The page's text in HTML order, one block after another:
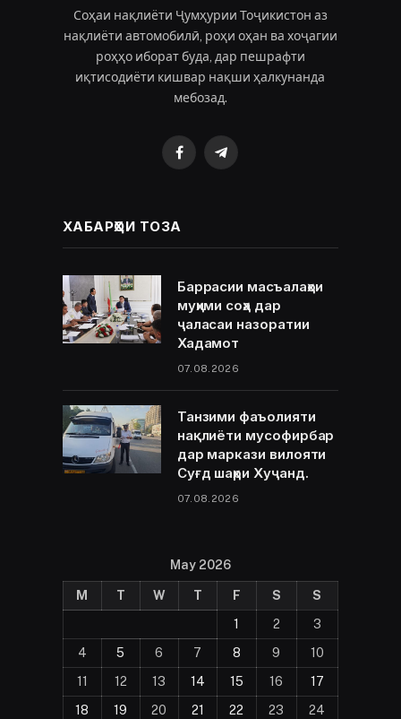
Соҳаи нақлиёти Ҷумҳурии Тоҷикистон аз
нақлиёти автомобилӣ, роҳи оҳан ва хоҷагии
роҳҳо иборат буда, дар пешрафти
иқтисодиёти кишвар нақши ҳалкунанда
мебозад.
FacebookTelegram
ХАБАРҲОИ ТОЗА
Баррасии масъалаҳои
муҳими соҳа дар
ҷаласаи назоратии
Хадамот
07.08.2026
Танзими фаъолияти
нақлиёти мусофирбар
дар маркази вилояти
Суғд шаҳри Хуҷанд.
07.08.2026
May 2026
M T W T F S
S
1
2
3
4
5 6 7 8 9
10
11
12 13 14 15 16
17
18
19 20 21 22 23 24